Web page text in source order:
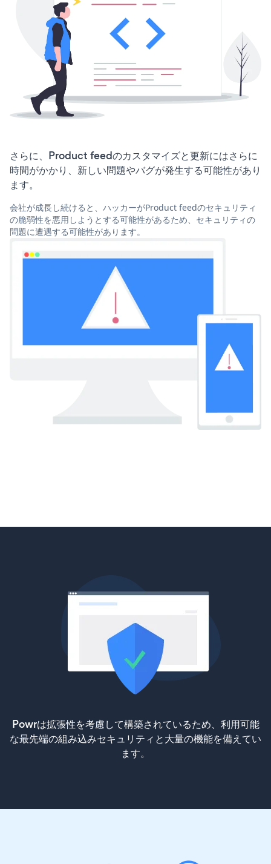
さらに、Product feedのカスタマイズと更新にはさらに
時間がかかり、新しい問題やバグが発生する可能性があり
ます。
会社が成長し続けると、ハッカーがProduct feedのセキュリティ
の脆弱性を悪用しようとする可能性があるため、セキュリティの
問題に遭遇する可能性があります。
Powrは拡張性を考慮して構築されているため、利用可能
な最先端の組み込みセキュリティと大量の機能を備えてい
ます。